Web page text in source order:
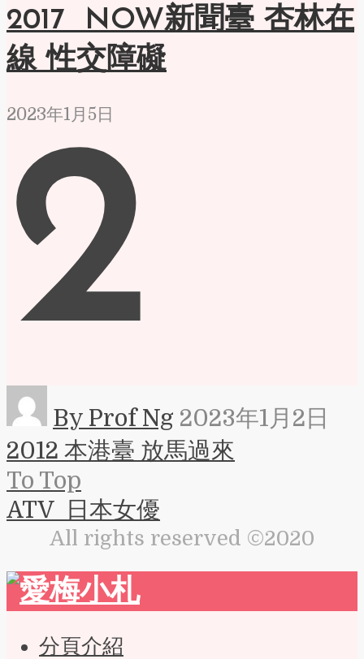
2017 NOW新聞臺 杏林在
線 性交障礙
2023年1月5日
2
By Prof Ng 2023年1月2日
2012 本港臺 放馬過來
To Top
ATV 日本女優
All rights reserved ©2020
分頁介紹